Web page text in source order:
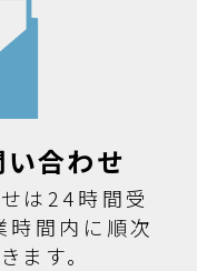
い合わせ
は24時間受
時間内に順次
ます。